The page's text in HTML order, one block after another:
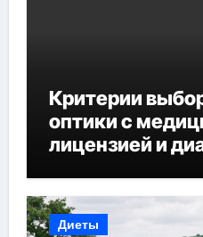
Критерии
оптики с
лицензией и
Диеты